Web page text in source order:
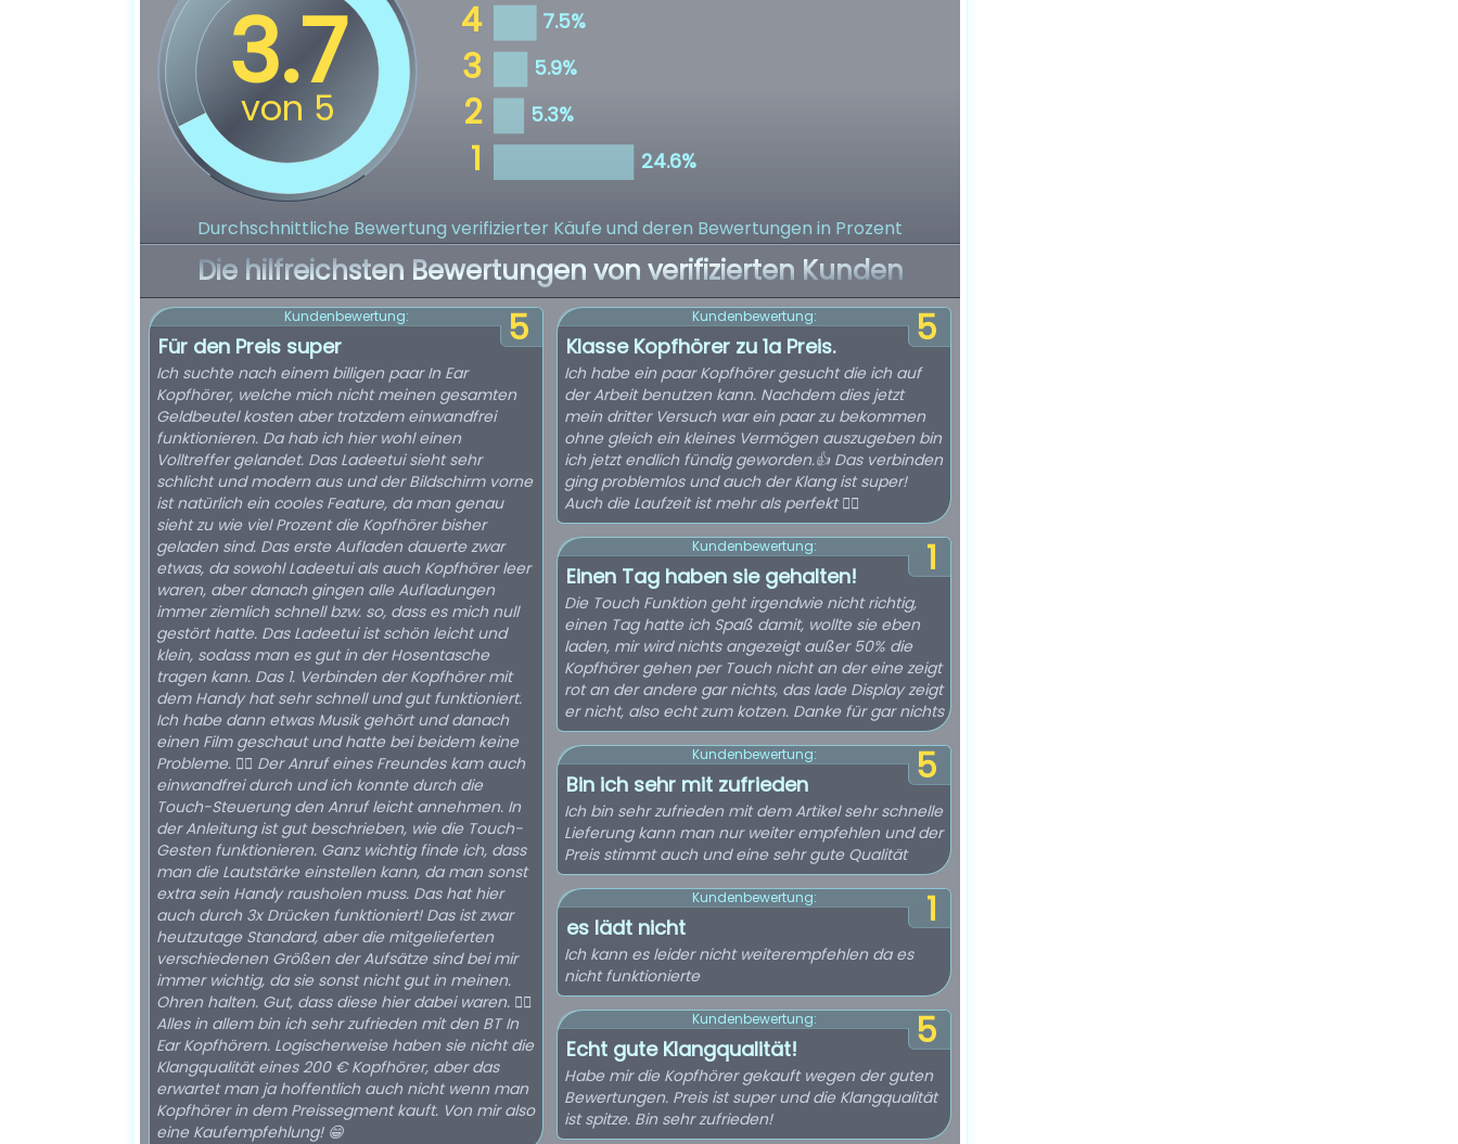
Durchschnittliche Bewertung verifizierter Käufe und deren Bewertungen in Prozent
Die hilfreichsten Bewertungen von verifizierten Kunden
5
Kundenbewertung:
Für den Preis super
Ich suchte nach einem billigen paar In Ear
Kopfhörer, welche mich nicht meinen gesamten
Geldbeutel kosten aber trotzdem einwandfrei
funktionieren. Da hab ich hier wohl einen
Volltreffer gelandet. Das Ladeetui sieht sehr
schlicht und modern aus und der Bildschirm vorne
ist natürlich ein cooles Feature, da man genau
sieht zu wie viel Prozent die Kopfhörer bisher
geladen sind. Das erste Aufladen dauerte zwar
etwas, da sowohl Ladeetui als auch Kopfhörer leer
waren, aber danach gingen alle Aufladungen
immer ziemlich schnell bzw. so, dass es mich null
gestört hatte. Das Ladeetui ist schön leicht und
klein, sodass man es gut in der Hosentasche
tragen kann. Das 1. Verbinden der Kopfhörer mit
dem Handy hat sehr schnell und gut funktioniert.
Ich habe dann etwas Musik gehört und danach
einen Film geschaut und hatte bei beidem keine
Probleme. 👍🏼 Der Anruf eines Freundes kam auch
einwandfrei durch und ich konnte durch die
Touch-Steuerung den Anruf leicht annehmen. In
der Anleitung ist gut beschrieben, wie die Touch-
Gesten funktionieren. Ganz wichtig finde ich, dass
man die Lautstärke einstellen kann, da man sonst
extra sein Handy rausholen muss. Das hat hier
auch durch 3x Drücken funktioniert! Das ist zwar
heutzutage Standard, aber die mitgelieferten
verschiedenen Größen der Aufsätze sind bei mir
immer wichtig, da sie sonst nicht gut in meinen.
Ohren halten. Gut, dass diese hier dabei waren. 👌🏼
Alles in allem bin ich sehr zufrieden mit den BT In
Ear Kopfhörern. Logischerweise haben sie nicht die
Klangqualität eines 200 € Kopfhörer, aber das
erwartet man ja hoffentlich auch nicht wenn man
Kopfhörer in dem Preissegment kauft. Von mir also
eine Kaufempfehlung! 😁
5
Kundenbewertung:
Klasse Kopfhörer zu 1a Preis.
Ich habe ein paar Kopfhörer gesucht die ich auf
der Arbeit benutzen kann. Nachdem dies jetzt
mein dritter Versuch war ein paar zu bekommen
ohne gleich ein kleines Vermögen auszugeben bin
ich jetzt endlich fündig geworden.👍 Das verbinden
ging problemlos und auch der Klang ist super!
Auch die Laufzeit ist mehr als perfekt 👌🏻
1
Kundenbewertung:
Einen Tag haben sie gehalten!
Die Touch Funktion geht irgendwie nicht richtig,
einen Tag hatte ich Spaß damit, wollte sie eben
laden, mir wird nichts angezeigt außer 50% die
Kopfhörer gehen per Touch nicht an der eine zeigt
rot an der andere gar nichts, das lade Display zeigt
er nicht, also echt zum kotzen. Danke für gar nichts
5
Kundenbewertung:
Bin ich sehr mit zufrieden
Ich bin sehr zufrieden mit dem Artikel sehr schnelle
Lieferung kann man nur weiter empfehlen und der
Preis stimmt auch und eine sehr gute Qualität
1
Kundenbewertung:
es lädt nicht
Ich kann es leider nicht weiterempfehlen da es
nicht funktionierte
5
Kundenbewertung:
Echt gute Klangqualität!
Habe mir die Kopfhörer gekauft wegen der guten
Bewertungen. Preis ist super und die Klangqualität
ist spitze. Bin sehr zufrieden!